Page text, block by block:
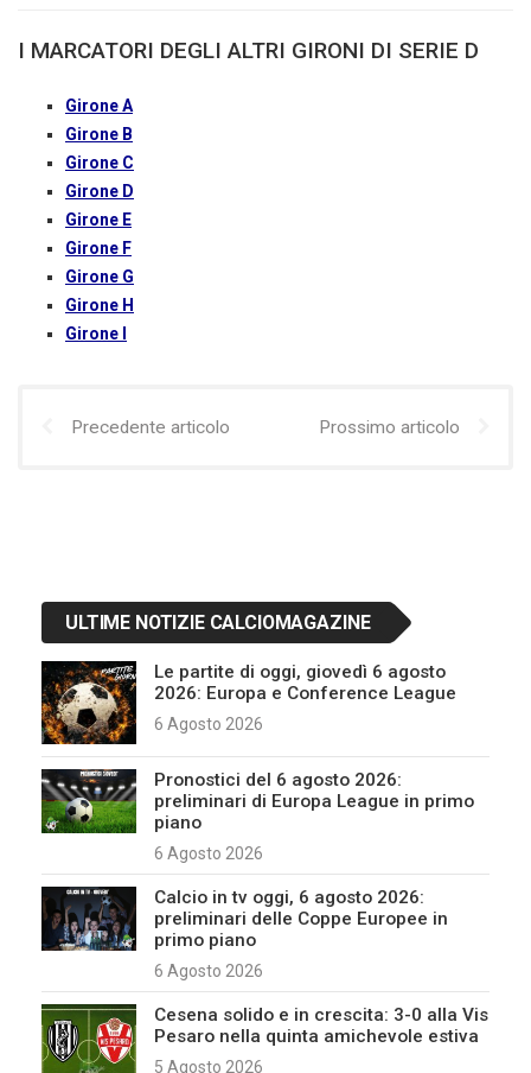
I MARCATORI DEGLI ALTRI GIRONI DI SERIE D
Girone A
Girone B
Girone C
Girone D
Girone E
Girone F
Girone G
Girone H
Girone I
Precedente articolo Prossimo articolo
ULTIME NOTIZIE CALCIOMAGAZINE
Le partite di oggi, giovedì 6 agosto
2026: Europa e Conference League
6 Agosto 2026
Pronostici del 6 agosto 2026:
preliminari di Europa League in primo
piano
6 Agosto 2026
Calcio in tv oggi, 6 agosto 2026:
preliminari delle Coppe Europee in
primo piano
6 Agosto 2026
Cesena solido e in crescita: 3-0 alla Vis
Pesaro nella quinta amichevole estiva
5 Agosto 2026